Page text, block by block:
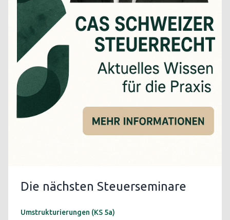
Die nächsten Steuerseminare
Umstrukturierungen (KS 5a)